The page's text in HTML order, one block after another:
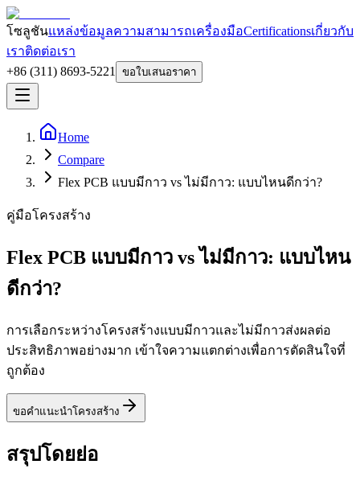
โซลูชันแหล่งข้อมูลความสามารถเครื่องมือCertificationsเกี่ยวกับ
เราติดต่อเรา
+86 (311) 8693-5221
ขอใบเสนอราคา
Home
Compare
Flex PCB แบบมีกาว vs ไม่มีกาว: แบบไหนดีกว่า?
คู่มือโครงสร้าง
Flex PCB แบบมีกาว vs ไม่มีกาว: แบบไหน
ดีกว่า?
การเลือกระหว่างโครงสร้างแบบมีกาวและไม่มีกาวส่งผลต่อ
ประสิทธิภาพอย่างมาก เข้าใจความแตกต่างเพื่อการตัดสินใจที่
ถูกต้อง
ขอคำแนะนำโครงสร้าง
สรุปโดยย่อ